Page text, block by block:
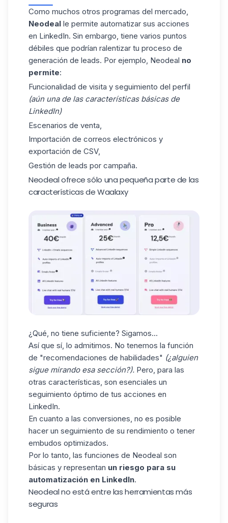
Como muchos otros programas del mercado,
Neodeal le permite automatizar sus acciones
en LinkedIn. Sin embargo, tiene varios puntos
débiles que podrían ralentizar tu proceso de
generación de leads. Por ejemplo, Neodeal no
permite:
Funcionalidad de visita y seguimiento del perfil
(aún una de las características básicas de
LinkedIn)
Escenarios de venta,
Importación de correos electrónicos y
exportación de CSV,
Gestión de leads por campaña.
Neodeal ofrece sólo una pequeña parte de las
características de Waalaxy
¿Qué, no tiene suficiente? Sigamos...
Así que sí, lo admitimos. No tenemos la función
de "recomendaciones de habilidades" (¿alguien
sigue mirando esa sección?). Pero, para las
otras características, son esenciales un
seguimiento óptimo de tus acciones en
LinkedIn.
En cuanto a las conversiones, no es posible
hacer un seguimiento de su rendimiento o tener
embudos optimizados.
Por lo tanto, las funciones de Neodeal son
básicas y representan un riesgo para su
automatización en LinkedIn.
Neodeal no está entre las herramientas más
seguras